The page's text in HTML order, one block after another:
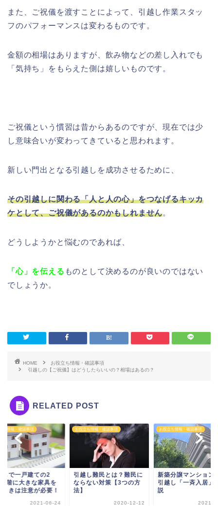
また、ご祝儀を渡すことによって、引越し作業スタッ
フのパフォーマンスは変わるものです。
金額の相場はありますが、飲み物などの差し入れでも
「気持ち」をもらえた側は嬉しいものです。
ご祝儀という慣習は昔からあるのですが、現在では少
し意味合いが変わってきていると思われます。
新しい門出となる引越しを成功させるために、
その引越しに関わる「人と人の心」をつなげるキッカ
ケとして、ご祝儀があるのかもしれません。
どうしようかと悩むのであれば、
「心」を伝える ものとして決めるのが良いのではない
でしょうか。
HOME
お役立ち情報・確認事項
引越しの【ご祝儀】はどうしたらいいの？相場はあるの？
RELATED POST
ち情報・確認事項
しで一戸建ての2
3階に大きな家具を
ときは注意が必要！
2021-06-24
お役立ち情報・確認事項
引越し難民とは？難民に
ならない対策【3つの方
法】
2020-12-12
お役立ち情報・確認事項
新築分譲マンション
引越し「一斉入居」
説
2021-